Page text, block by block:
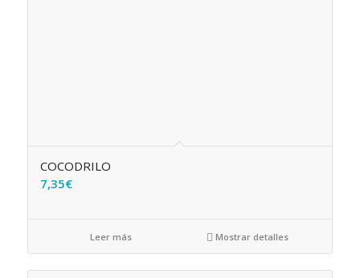
COCODRILO
7,35€
Leer más Mostrar detalles